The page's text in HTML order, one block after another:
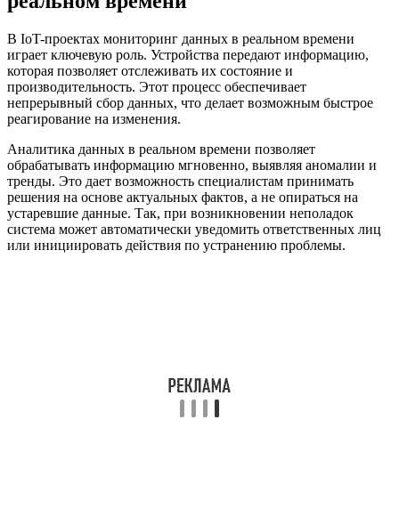
В IoT-проектах мониторинг данных в реальном времени
играет ключевую роль. Устройства передают информацию,
которая позволяет отслеживать их состояние и
производительность. Этот процесс обеспечивает
непрерывный сбор данных, что делает возможным быстрое
реагирование на изменения.
Аналитика данных в реальном времени позволяет
обрабатывать информацию мгновенно, выявляя аномалии и
тренды. Это дает возможность специалистам принимать
решения на основе актуальных фактов, а не опираться на
устаревшие данные. Так, при возникновении неполадок
система может автоматически уведомить ответственных лиц
или инициировать действия по устранению проблемы.